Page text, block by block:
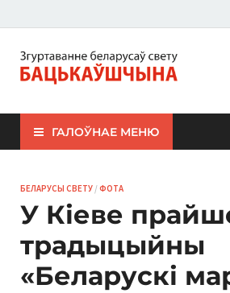
ЗБС "Бацькаўшчына"
ГАЛОЎНАЕ МЕНЮ
БЕЛАРУСЫ СВЕТУ /ФОТА
У Кіеве
традыцыйны
«Беларускі